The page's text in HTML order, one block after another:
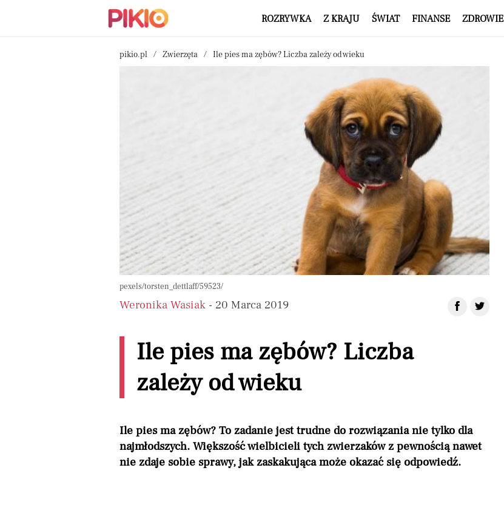
ROZRYWKA Z KRAJU ŚWIAT FINANSE ZDROWIE
pikio.pl Zwierzęta Ile pies ma zębów? Liczba zależy od wieku
pexels/torsten_dettlaff/59523/
Weronika Wasiak - 20 Marca 2019
Ile pies ma zębów? Liczba
zależy od wieku
Ile pies ma zębów? To zadanie jest trudne do rozwiązania nie tylko dla
najmłodszych. Większość wielbicieli tych zwierzaków z pewnością nawet
nie zdaje sobie sprawy, jak zaskakująca może okazać się odpowiedź.